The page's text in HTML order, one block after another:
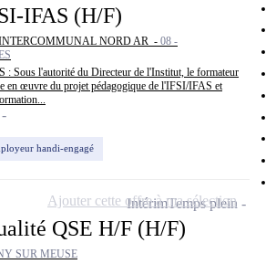
IFAS (H/F)
NORD AR - 08 -
Sous l'autorité du Directeur de l'Institut, le formateur
en œuvre du projet pédagogique de l'IFSI/IFAS et
handi-engagé
QSE H/F (H/F)
SUR MEUSE
IntérimTemps plein
Ajouter cette offre à ma sélection